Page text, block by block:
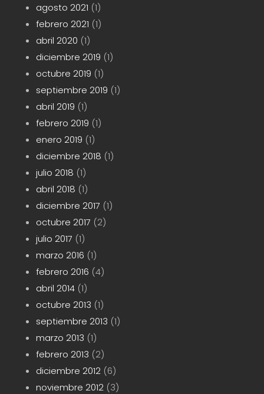
agosto 2021 (1)
febrero 2021 (1)
abril 2020 (1)
diciembre 2019 (1)
octubre 2019 (1)
septiembre 2019 (1)
abril 2019 (1)
febrero 2019 (1)
enero 2019 (1)
diciembre 2018 (1)
julio 2018 (1)
abril 2018 (1)
diciembre 2017 (1)
octubre 2017 (2)
julio 2017 (1)
marzo 2016 (1)
febrero 2016 (4)
abril 2014(1)
octubre 2013 (1)
septiembre 2013 (1)
marzo 2013 (1)
febrero 2013 (2)
diciembre 2012(6)
noviembre 2012(3)